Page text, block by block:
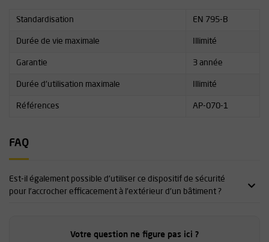
Standardisation EN 795-B
Durée de vie maximale Illimité
Garantie 3 année
Durée d'utilisation maximale Illimité
Références AP-070-1
FAQ
Est-il également possible d'utiliser ce dispositif de sécurité
pour l'accrocher efficacement à l'extérieur d'un bâtiment ?
Votre question ne figure pas ici ?